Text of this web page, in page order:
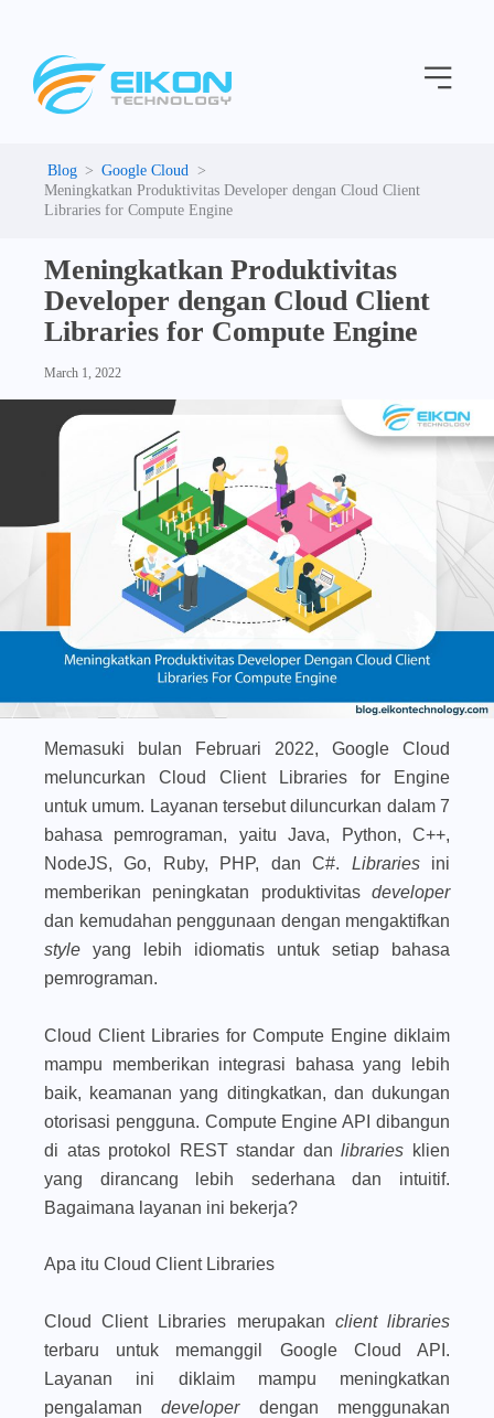
content
Menu
Google Cloud
Meningkatkan Produktivitas Developer dengan Cloud Client
Libraries for Compute Engine
Meningkatkan Produktivitas
Developer dengan Cloud Client
Libraries for Compute Engine
March 1, 2022
Memasuki bulan Februari 2022, Google Cloud
meluncurkan Cloud Client Libraries for Engine
untuk umum. Layanan tersebut diluncurkan dalam 7
bahasa pemrograman, yaitu Java, Python, C++,
NodeJS, Go, Ruby, PHP, dan C#. Libraries ini
memberikan peningkatan produktivitas developer
dan kemudahan penggunaan dengan mengaktifkan
style yang lebih idiomatis untuk setiap bahasa
pemrograman.
Cloud Client Libraries for Compute Engine diklaim
mampu memberikan integrasi bahasa yang lebih
baik, keamanan yang ditingkatkan, dan dukungan
otorisasi pengguna. Compute Engine API dibangun
di atas protokol REST standar danlibraries klien
yang dirancang lebih sederhana dan intuitif.
Bagaimana layanan ini bekerja?
Apa itu Cloud Client Libraries
Cloud Client Libraries merupakan client libraries
terbaru untuk memanggil Google Cloud API.
Layanan ini diklaim mampu meningkatkan
pengalamandeveloper dengan menggunakan
e
g
i
e
s